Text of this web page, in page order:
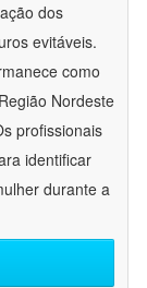
dos
evitáveis.
como
Nordeste
profissionais
identificar
durante a